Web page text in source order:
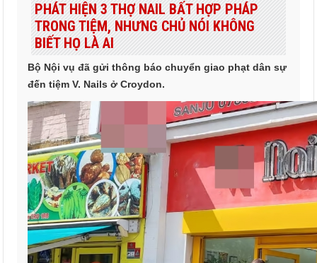
PHÁT HIỆN 3 THỢ NAIL BẤT HỢP PHÁP
TRONG TIỆM, NHƯNG CHỦ NÓI KHÔNG
BIẾT HỌ LÀ AI
Bộ Nội vụ đã gửi thông báo chuyển giao phạt dân sự
đến tiệm V. Nails ở Croydon.